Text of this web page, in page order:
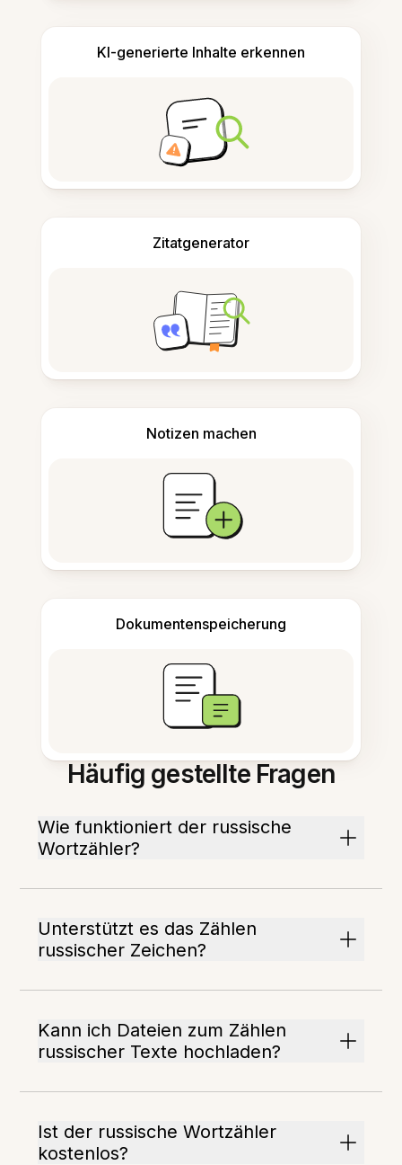
KI-generierte Inhalte erkennen
Zitatgenerator
Notizen machen
Dokumentenspeicherung
Häufig gestellte Fragen
Wie funktioniert der russische
Wortzähler?
Unterstützt es das Zählen
russischer Zeichen?
Kann ich Dateien zum Zählen
russischer Texte hochladen?
Ist der russische Wortzähler
kostenlos?